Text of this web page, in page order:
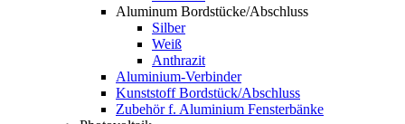
Aluminum Bordstücke/Abschluss
Silber
Weiß
Anthrazit
Aluminium-Verbinder
Kunststoff Bordstück/Abschluss
Zubehör f. Aluminium Fensterbänke